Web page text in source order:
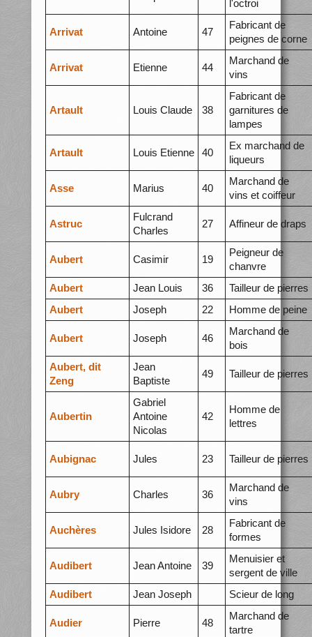
l'octroi
Arrivat Antoine 47
Fabricant de
peignes de corne
Arrivat Etienne 44
Marchand de
vins
Artault Louis Claude 38
Fabricant de
garnitures de
lampes
Artault Louis Etienne 40
Ex marchand de
liqueurs
Asse Marius 40
Marchand de
vins et coiffeur
Astruc
Fulcrand
Charles
27 Affineur de draps
Aubert Casimir 19
Peigneur de
chanvre
Aubert
Jean Louis 36
Tailleur de pierres
Aubert
Joseph 22 Homme de peine
Aubert Joseph 46
Marchand de
bois
Aubert, dit
Zeng
Jean
Baptiste
49 Tailleur de pierres
Aubertin
Gabriel
Antoine
Nicolas
42
Homme de
lettres
Aubignac Jules 23 Tailleur de pierres
Aubry Charles 36
Marchand de
vins
Auchères Jules Isidore 28
Fabricant de
formes
Audibert Jean Antoine 39
Menuisier et
sergent de ville
Audibert
Jean Joseph Scieur de long
Audier Pierre 48
Marchand de
tartre